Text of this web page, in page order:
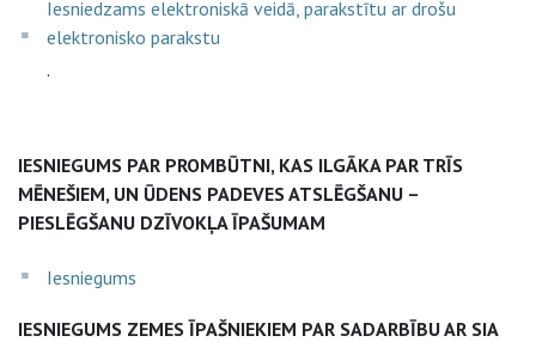
Iesniedzams elektroniskā veidā, parakstītu ar drošu
elektronisko parakstu
.
IESNIEGUMS PAR PROMBŪTNI, KAS ILGĀKA PAR TRĪS
MĒNEŠIEM, UN ŪDENS PADEVES ATSLĒGŠANU –
PIESLĒGŠANU DZĪVOKĻA ĪPAŠUMAM
Iesniegums
IESNIEGUMS ZEMES ĪPAŠNIEKIEM PAR SADARBĪBU AR SIA